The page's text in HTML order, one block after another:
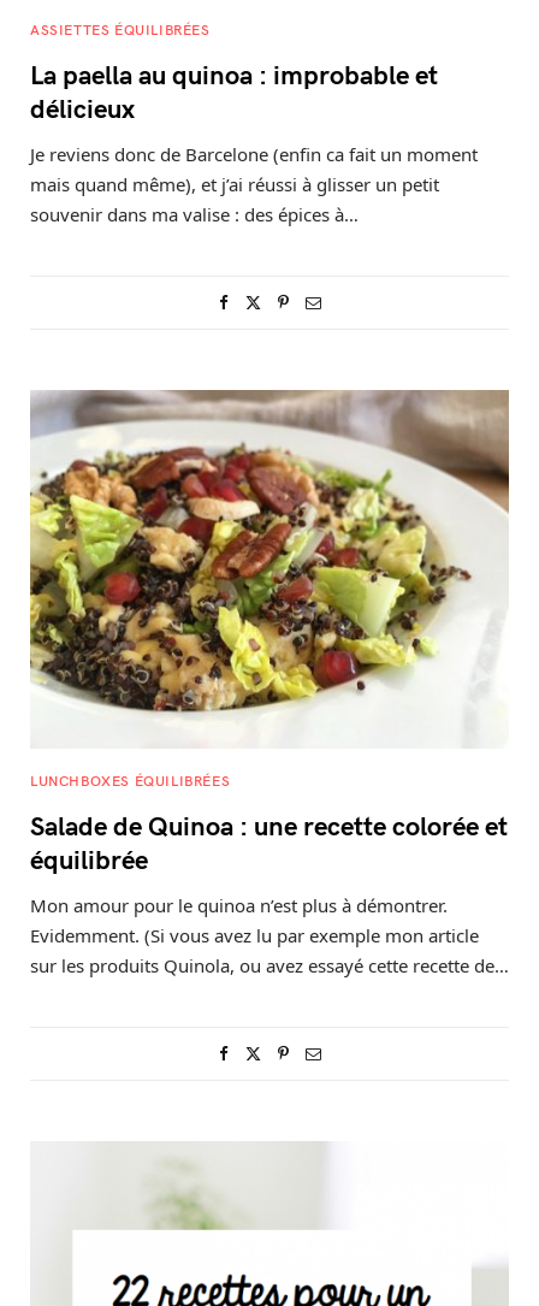
ASSIETTES ÉQUILIBRÉES
La paella au quinoa : improbable et
délicieux
Je reviens donc de Barcelone (enfin ca fait un moment
mais quand même), et j’ai réussi à glisser un petit
souvenir dans ma valise : des épices à…
LUNCHBOXES ÉQUILIBRÉES
Salade de Quinoa : une recette colorée et
équilibrée
Mon amour pour le quinoa n’est plus à démontrer.
Evidemment. (Si vous avez lu par exemple mon article
sur les produits Quinola, ou avez essayé cette recette de…